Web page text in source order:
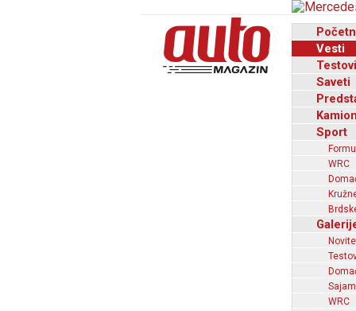
Vesti
Testovi
Saveti
Sport
WRC
Sajam
WRC